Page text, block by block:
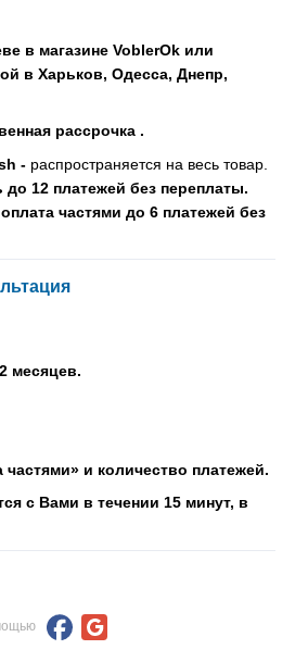
в магазине VoblerOk или
в Харьков, Одесса, Днепр,
рассрочка .
- распространяется на весь товар.
12 платежей без переплаты.
частями до 6 платежей без
месяцев.
и количество платежей.
с Вами в течении 15 минут, в